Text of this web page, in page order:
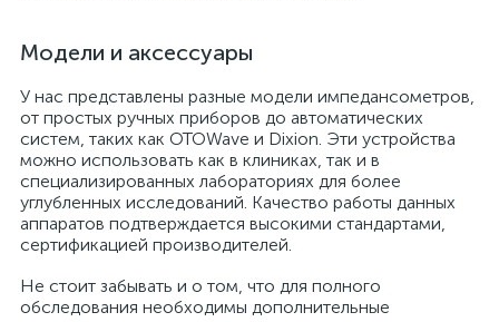
Модели и аксессуары
У нас представлены разные модели импедансометров,
от простых ручных приборов до автоматических
систем, таких как OTOWave и Dixion. Эти устройства
можно использовать как в клиниках, так и в
специализированных лабораториях для более
углубленных исследований. Качество работы данных
аппаратов подтверждается высокими стандартами,
сертификацией производителей.
Не стоит забывать и о том, что для полного
обследования необходимы дополнительные